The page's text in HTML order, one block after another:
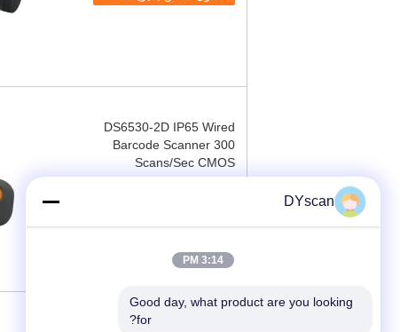
DS6530-2D IP65 Wired
Barcode Scanner 300
Scans/Sec CMOS
DYscan
3:14 PM
Good day, what product are you looking
for?